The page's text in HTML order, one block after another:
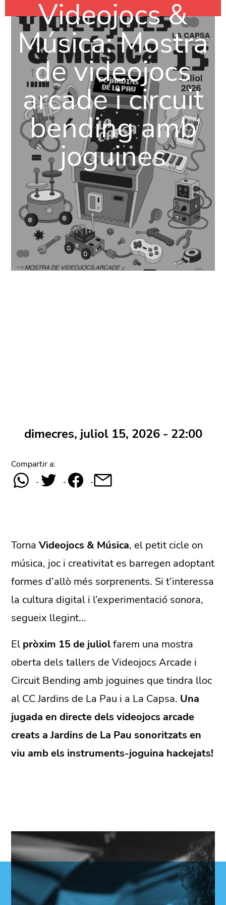
Videojocs &
Música: Mostra
de videojocs
arcade i circuit
bending amb
joguines
dimecres, juliol 15, 2026 - 22:00
Compartir a:
Torna Videojocs & Música, el petit cicle on
música, joc i creativitat es barregen adoptant
formes d’allò més sorprenents. Si t’interessa
la cultura digital i l’experimentació sonora,
segueix llegint...
El pròxim 15 de juliolfarem una mostra
oberta dels tallers de Videojocs Arcade i
Circuit Bending amb joguines que tindra lloc
al CC Jardins de La Pau i a La Capsa. Una
jugada en directe dels videojocs arcade
creats a Jardins de La Pau sonoritzats en
viu amb els instruments-joguina hackejats!